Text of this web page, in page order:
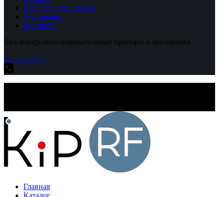
Выполненные заказы
О компании
Контакты
Sick контрольно-измерительные приборы и автоматика
Explore Shop
Главная
Каталог